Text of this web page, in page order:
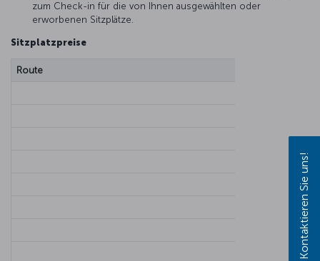
zum Check-in für die von Ihnen ausgewählten oder
erworbenen Sitzplätze.
Sitzplatzpreise
Route
Kontaktieren Sie uns!